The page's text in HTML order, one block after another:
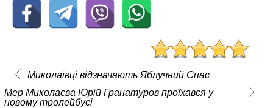
Миколаївці відзначають Яблучний Спас
Мер Миколаєва Юрій Гранатуров проїхався у
новому тролейбусі